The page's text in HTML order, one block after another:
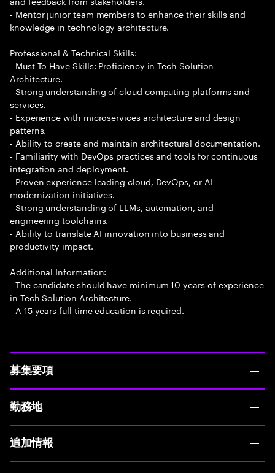
- Mentor junior team members to enhance their skills and
knowledge in technology architecture.
Professional & Technical Skills:
- Must To Have Skills: Proficiency in Tech Solution
Architecture.
- Strong understanding of cloud computing platforms and
services.
- Experience with microservices architecture and design
patterns.
- Ability to create and maintain architectural documentation.
- Familiarity with DevOps practices and tools for continuous
integration and deployment.
- Proven experience leading cloud, DevOps, or AI
modernization initiatives.
- Strong understanding of LLMs, automation, and
engineering toolchains.
- Ability to translate AI innovation into business and
productivity impact.
Additional Information:
- The candidate should have minimum 10 years of experience
in Tech Solution Architecture.
- A 15 years full time education is required.
募集要項
勤務地
追加情報